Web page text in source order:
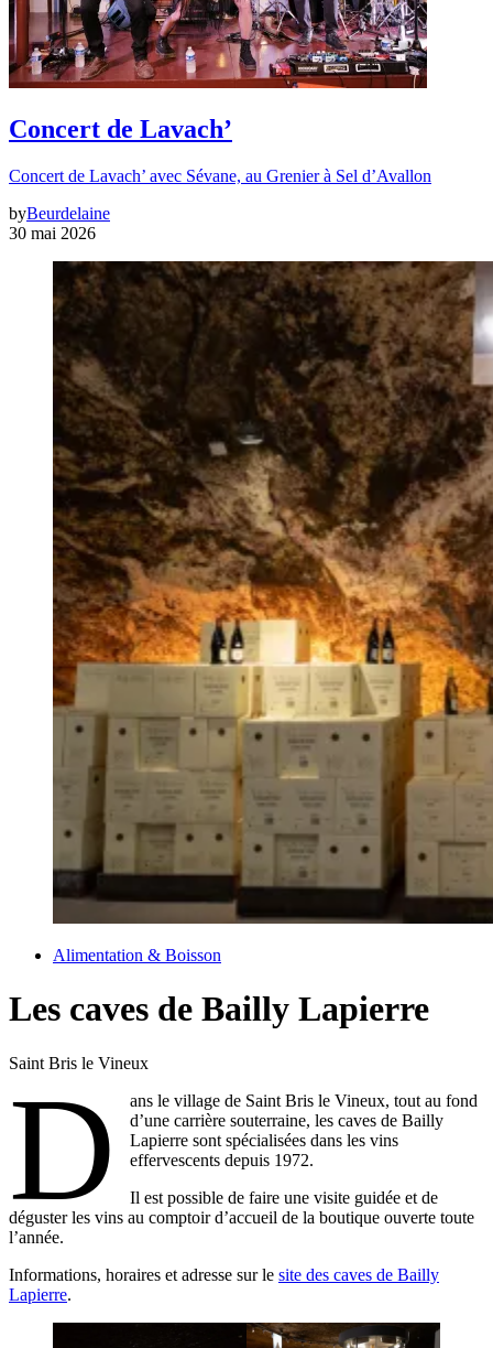
Concert de Lavach’
Concert de Lavach’ avec Sévane, au Grenier à Sel d’Avallon
byBeurdelaine
30 mai 2026
Alimentation & Boisson
Les caves de Bailly Lapierre
Saint Bris le Vineux
D
ans le village de Saint Bris le Vineux, tout au fond
d’une carrière souterraine, les caves de Bailly
Lapierre sont spécialisées dans les vins
effervescents depuis 1972.
Il est possible de faire une visite guidée et de
déguster les vins au comptoir d’accueil de la boutique ouverte toute
l’année.
Informations, horaires et adresse sur le site des caves de Bailly
Lapierre.